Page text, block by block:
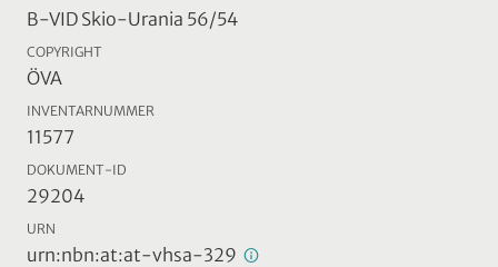
B-VID Skio-Urania 56/54
COPYRIGHT
ÖVA
INVENTARNUMMER
11577
DOKUMENT-ID
29204
URN
urn:nbn:at:at-vhsa-329